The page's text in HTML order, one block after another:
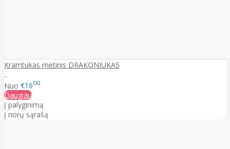
Kramtukas mėtinis DRAKONIUKAS
..
Nuo €1600
Daugiau
Į palyginimą
Į norų sąrašą